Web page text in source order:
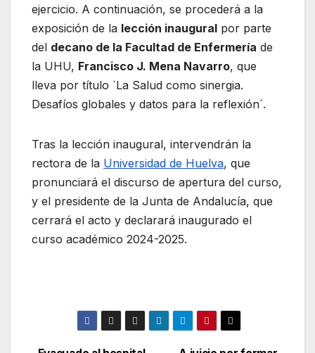
ejercicio. A continuación, se procederá a la
exposición de la lección inaugural por parte
del decano de la Facultad de Enfermería de
la UHU, Francisco J. Mena Navarro, que
lleva por título `La Salud como sinergia.
Desafíos globales y datos para la reflexión´.
Tras la lección inaugural, intervendrán la
rectora de la Universidad de Huelva, que
pronunciará el discurso de apertura del curso,
y el presidente de la Junta de Andalucía, que
cerrará el acto y declarará inaugurado el
curso académico 2024-2025.